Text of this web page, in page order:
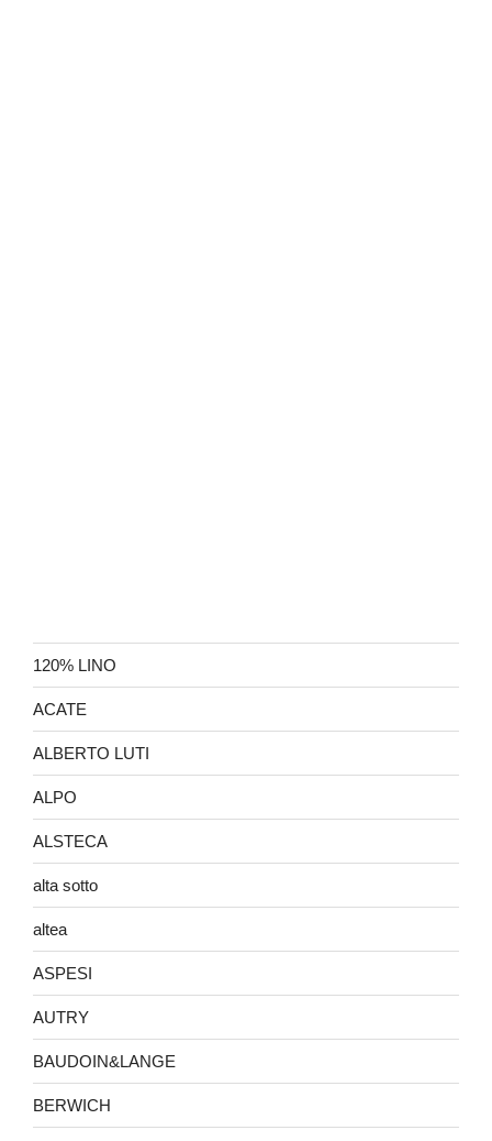
120% LINO
ACATE
ALBERTO LUTI
ALPO
ALSTECA
alta sotto
altea
ASPESI
AUTRY
BAUDOIN&LANGE
BERWICH